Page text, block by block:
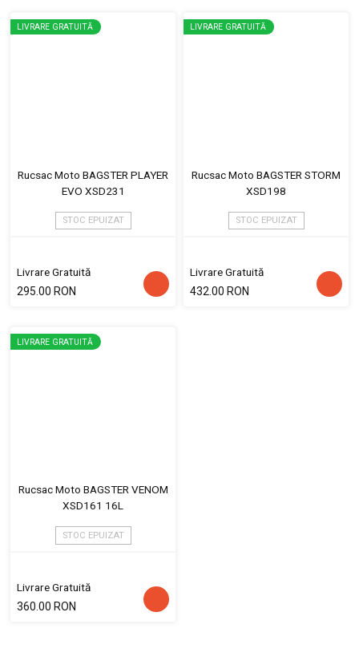
LIVRARE GRATUITĂ
Rucsac Moto BAGSTER PLAYER
EVO XSD231
STOC EPUIZAT
Livrare Gratuită
295.00 RON
LIVRARE GRATUITĂ
Rucsac Moto BAGSTER STORM
XSD198
STOC EPUIZAT
Livrare Gratuită
432.00 RON
LIVRARE GRATUITĂ
Rucsac Moto BAGSTER VENOM
XSD161 16L
STOC EPUIZAT
Livrare Gratuită
360.00 RON